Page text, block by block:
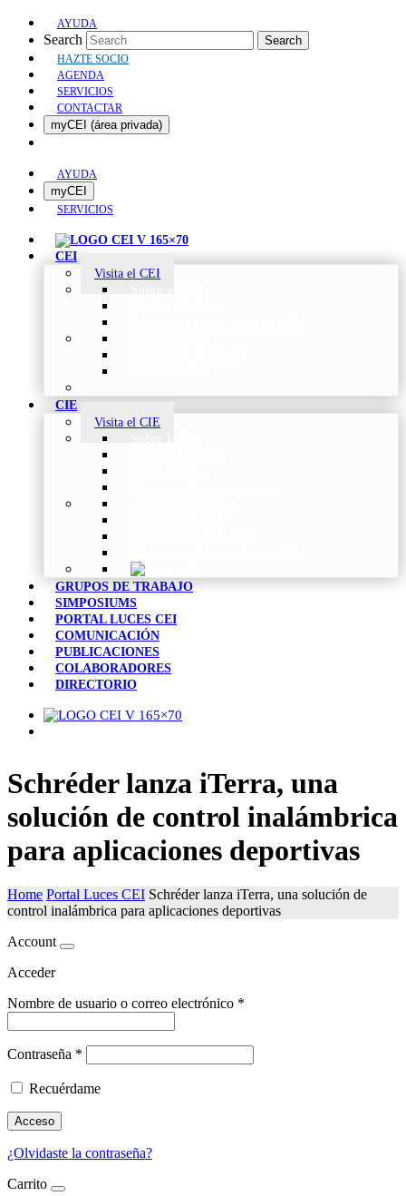
AYUDA
Search Search
HAZTE SOCIO
AGENDA
SERVICIOS
CONTACTAR
myCEI (área privada)
AYUDA
myCEI
SERVICIOS
CEI
Visita el CEI
CIE
Visita el CIE
GRUPOS DE TRABAJO
SIMPOSIUMS
PORTAL LUCES CEI
COMUNICACIÓN
PUBLICACIONES
COLABORADORES
DIRECTORIO
Schréder lanza iTerra, una
solución de control inalámbrica
para aplicaciones deportivas
Home Portal Luces CEI Schréder lanza iTerra, una solución de
control inalámbrica para aplicaciones deportivas
Account
Acceder
Nombre de usuario o correo electrónico *
Contraseña *
Recuérdame
Acceso
¿Olvidaste la contraseña?
Carrito